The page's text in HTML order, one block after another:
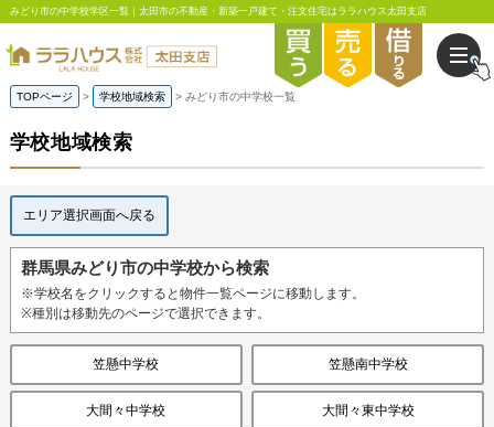
みどり市の中学校学区一覧｜太田市の不動産・新築一戸建て・注文住宅はララハウス太田支店
TOPページ 学校地域検索 みどり市の中学校一覧
学校地域検索
エリア選択画面へ戻る
群馬県みどり市の中学校から検索
※学校名をクリックすると物件一覧ページに移動します。
※種別は移動先のページで選択できます。
笠懸中学校 笠懸南中学校
大間々中学校 大間々東中学校